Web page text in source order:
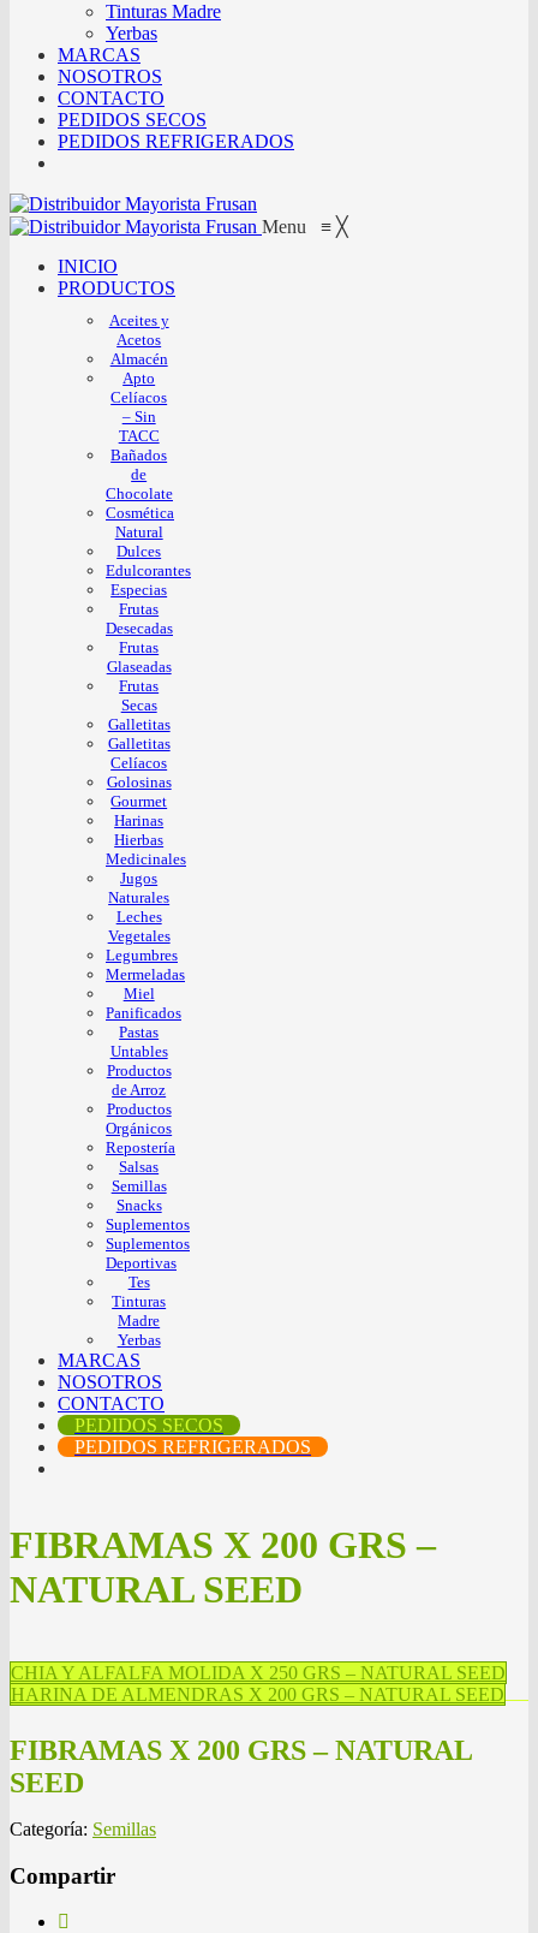
Tinturas Madre
Yerbas
MARCAS
NOSOTROS
CONTACTO
PEDIDOS SECOS
PEDIDOS REFRIGERADOS
Menu ≡ ╳
INICIO
PRODUCTOS
Aceites y
Acetos
Almacén
Apto
Celíacos
– Sin
TACC
Bañados
de
Chocolate
Cosmética
Natural
Dulces
Edulcorantes
Especias
Frutas
Desecadas
Frutas
Glaseadas
Frutas
Secas
Galletitas
Galletitas
Celíacos
Golosinas
Gourmet
Harinas
Hierbas
Medicinales
Jugos
Naturales
Leches
Vegetales
Legumbres
Mermeladas
Miel
Panificados
Pastas
Untables
Productos
de Arroz
Productos
Orgánicos
Repostería
Salsas
Semillas
Snacks
Suplementos
Suplementos
Deportivas
Tes
Tinturas
Madre
Yerbas
MARCAS
NOSOTROS
CONTACTO
PEDIDOS SECOS
PEDIDOS REFRIGERADOS
FIBRAMAS X 200 GRS –
NATURAL SEED
CHIA Y ALFALFA MOLIDA X 250 GRS – NATURAL SEED
HARINA DE ALMENDRAS X 200 GRS – NATURAL SEED
FIBRAMAS X 200 GRS – NATURAL
SEED
Categoría: Semillas
Compartir